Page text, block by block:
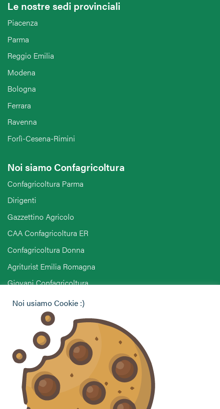
Le nostre sedi provinciali
Piacenza
Parma
Reggio Emilia
Modena
Bologna
Ferrara
Ravenna
Forlì-Cesena-Rimini
Noi siamo Confagricoltura
Confagricoltura Parma
Dirigenti
Gazzettino Agricolo
CAA Confagricoltura ER
Confagricoltura Donna
Agriturist Emilia Romagna
Giovani Confagricoltura
Pensionati Confagricoltura
Hai bisogno di informazioni?
Vuoi contattarci per ricevere assistenza, lasciare un
commento o chiedere informazioni?
CONTATTACI
Noi usiamo Cookie :)